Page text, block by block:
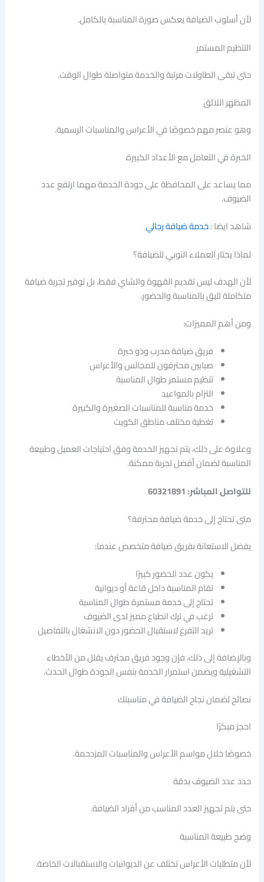
لأن أسلوب الضيافة يعكس صورة المناسبة بالكامل.
التنظيم المستمر
حتى تبقى الطاولات مرتبة والخدمة متواصلة طوال الوقت.
المظهر اللائق
وهو عنصر مهم خصوصًا في الأعراس والمناسبات الرسمية.
الخبرة في التعامل مع الأعداد الكبيرة
مما يساعد على المحافظة على جودة الخدمة مهما ارتفع عدد
الضيوف.
شاهد ايضا :خدمة ضيافة رجالي
لماذا يختار العملاء النوبي للضيافة؟
لأن الهدف ليس تقديم القهوة والشاي فقط، بل توفير تجربة ضيافة
متكاملة تليق بالمناسبة والحضور.
ومن أهم المميزات:
فريق ضيافة مدرب وذو خبرة
صبابين محترفون للمجالس والأعراس
تنظيم مستمر طوال المناسبة
التزام بالمواعيد
خدمة مناسبة للمناسبات الصغيرة والكبيرة
تغطية مختلف مناطق الكويت
وعلاوة على ذلك، يتم تجهيز الخدمة وفق احتياجات العميل وطبيعة
المناسبة لضمان أفضل تجربة ممكنة.
للتواصل المباشر: 60321891
متى تحتاج إلى خدمة ضيافة محترفة؟
يفضل الاستعانة بفريق ضيافة متخصص عندما:
يكون عدد الحضور كبيرًا
تقام المناسبة داخل قاعة أو ديوانية
تحتاج إلى خدمة مستمرة طوال المناسبة
ترغب في ترك انطباع مميز لدى الضيوف
تريد التفرغ لاستقبال الحضور دون الانشغال بالتفاصيل
وبالإضافة إلى ذلك، فإن وجود فريق محترف يقلل من الأخطاء
التشغيلية ويضمن استمرار الخدمة بنفس الجودة طوال الحدث.
نصائح لضمان نجاح الضيافة في مناسبتك
احجز مبكرًا
خصوصًا خلال مواسم الأعراس والمناسبات المزدحمة.
حدد عدد الضيوف بدقة
حتى يتم تجهيز العدد المناسب من أفراد الضيافة.
وضح طبيعة المناسبة
لأن متطلبات الأعراس تختلف عن الديوانيات والاستقبالات الخاصة.